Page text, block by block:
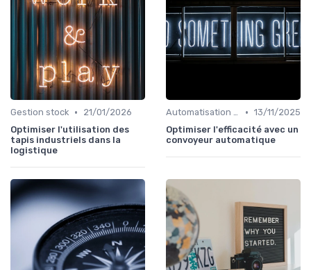
Gestion stock •
21/01/2026
Optimiser l'utilisation des
tapis industriels dans la
logistique
Automatisation processus • 13/11/2025
Optimiser l'efficacité avec un
convoyeur automatique